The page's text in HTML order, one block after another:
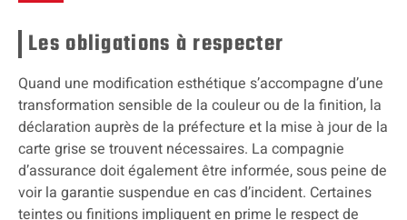
Les obligations à respecter
Quand une modification esthétique s’accompagne d’une
transformation sensible de la couleur ou de la finition, la
déclaration auprès de la préfecture et la mise à jour de la
carte grise se trouvent nécessaires. La compagnie
d’assurance doit également être informée, sous peine de
voir la garantie suspendue en cas d’incident. Certaines
teintes ou finitions impliquent en prime le respect de